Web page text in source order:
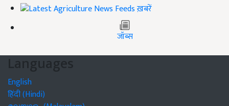
ख़बरें
जॉब्स
Languages
English
हिंदी (Hindi)